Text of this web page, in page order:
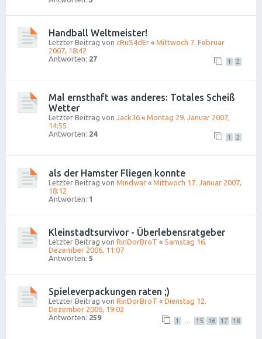
Handball Weltmeister!
Letzter Beitrag von cRuS4dEr « Mittwoch 7. Februar
2007, 18:42
Antworten: 27 1 2
Mal ernsthaft was anderes: Totales Scheiß
Wetter
Letzter Beitrag von Jack36 « Montag 29. Januar 2007,
14:55
Antworten: 24 1 2
als der Hamster Fliegen konnte
Letzter Beitrag von Mindwar « Mittwoch 17. Januar 2007,
18:12
Antworten: 1
Kleinstadtsurvivor - Überlebensratgeber
Letzter Beitrag von RinDorBroT « Samstag 16.
Dezember 2006, 11:07
Antworten: 5
Spieleverpackungen raten ;)
Letzter Beitrag von RinDorBroT « Dienstag 12.
Dezember 2006, 19:02
Antworten: 259 1 15 16 17 18